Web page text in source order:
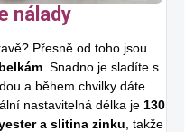
nálady
Přesně od toho jsou
. Snadno je sladíte s
a během chvilky dáte
nastavitelná délka je 130
a slitina zinku , takže